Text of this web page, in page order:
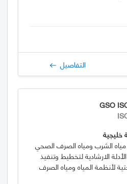
التفاصيل
GSO
خليجية
الشرب ومياه الصرف الصحي
الارشادية لتخطيط وتنفيذ
لأنظمة المياه ومياه الصرف